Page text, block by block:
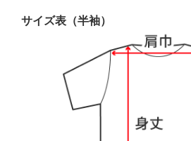
サイズ表（半袖）